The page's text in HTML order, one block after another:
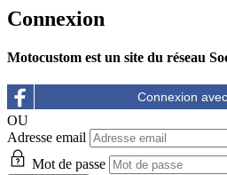
Connexion
Motocustom est un site du réseau
OU
Adresse email
Mot de passe